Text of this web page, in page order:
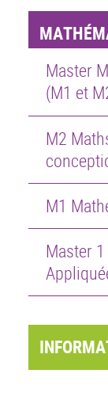
Master
(M1 et
M2
M1
Master